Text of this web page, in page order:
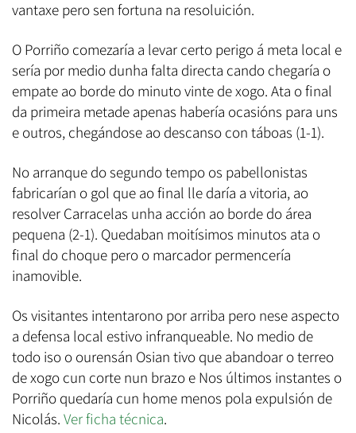
vantaxe pero sen fortuna na resoluición.
O Porriño comezaría a levar certo perigo á meta local e
sería por medio dunha falta directa cando chegaría o
empate ao borde do minuto vinte de xogo. Ata o final
da primeira metade apenas habería ocasións para uns
e outros, chegándose ao descanso con táboas (1-1).
No arranque do segundo tempo os pabellonistas
fabricarían o gol que ao final lle daría a vitoria, ao
resolver Carracelas unha acción ao borde do área
pequena (2-1). Quedaban moitísimos minutos ata o
final do choque pero o marcador permencería
inamovible.
Os visitantes intentarono por arriba pero nese aspecto
a defensa local estivo infranqueable. No medio de
todo iso o ourensán Osian tivo que abandoar o terreo
de xogo cun corte nun brazo e Nos últimos instantes o
Porriño quedaría cun home menos pola expulsión de
Nicolás. Ver ficha técnica.